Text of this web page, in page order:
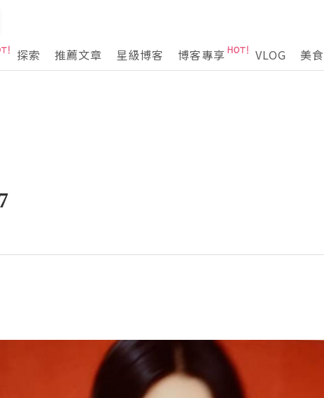
探索
推薦文章 星級博客 博客專享 VLOG 美食